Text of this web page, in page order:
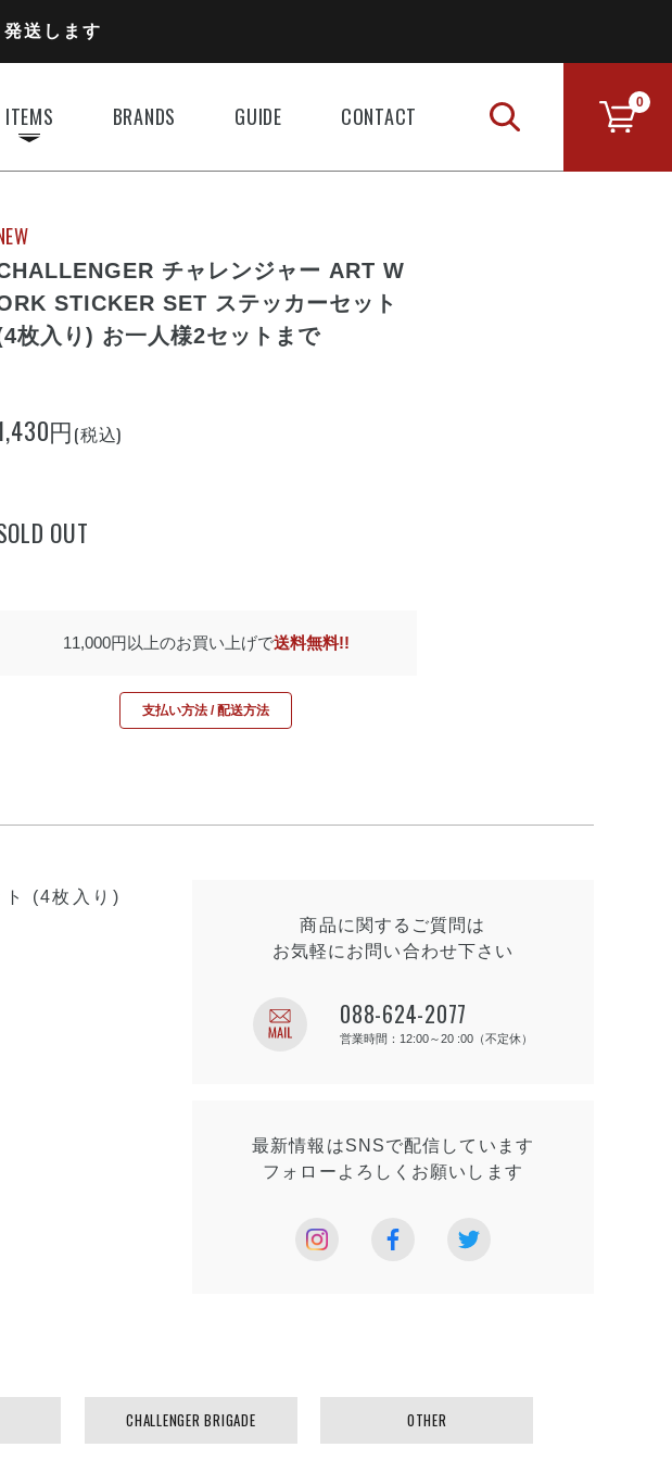
送します
ITEMS BRANDS GUIDE CONTACT
0
チャレンジャー ART W
STICKER SET ステッカーセット
枚入り) お一人様2セットまで
円(税込)
OUT
11,000円以上のお買い上げで送料無料!!
支払い方法 / 配送方法
(4枚入り)
商品に関するご質問は
お気軽にお問い合わせ下さい
088-624-2077
営業時間：12:00～20 :00（不定休）
最新情報はSNSで配信しています
フォローよろしく お願いします
CHALLENGER BRIGADE OTHER